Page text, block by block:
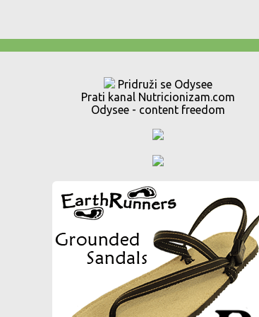
Pridruži se Odysee
Prati kanal Nutricionizam.com
Odysee - content freedom